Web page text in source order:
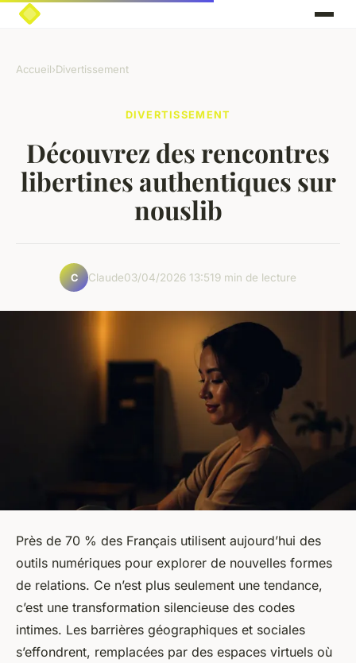
Accueil›Divertissement
DIVERTISSEMENT
Découvrez des rencontres
libertines authentiques sur
nouslib
C Claude03/04/2026 13:519 min de lecture
Près de 70 % des Français utilisent aujourd’hui des
outils numériques pour explorer de nouvelles formes
de relations. Ce n’est plus seulement une tendance,
c’est une transformation silencieuse des codes
intimes. Les barrières géographiques et sociales
s’effondrent, remplacées par des espaces virtuels où